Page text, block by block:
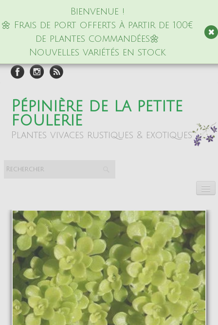
Bienvenue !
🌼 Frais de port offerts à partir de 100€
de plantes commandées🌼
Nouvelles variétés en stock
Pépinière de la petite
foulerie
Plantes vivaces rustiques & exotiques
La pépinière
Boutique ▼
Événements ▼
Infos
Avis